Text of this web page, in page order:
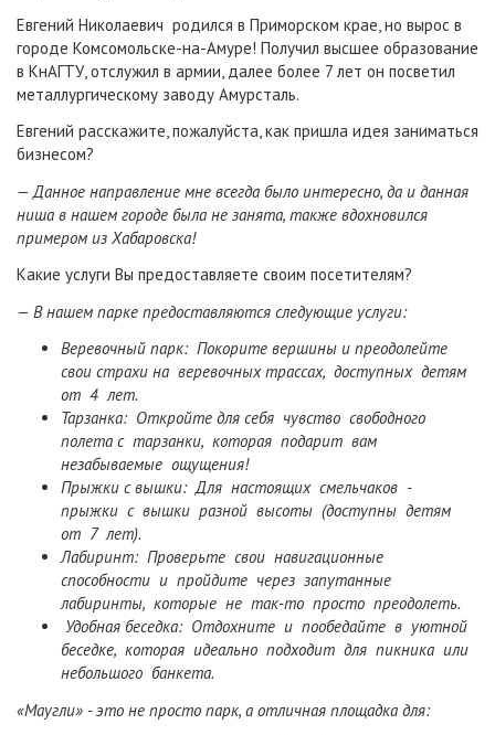
Евгений Николаевич родился в Приморском крае, но вырос в
городе Комсомольске-на-Амуре! Получил высшее образование
в КнАГТУ, отслужил в армии, далее более 7 лет он посветил
металлургическому заводу Амурсталь.
Евгений расскажите, пожалуйста, как пришла идея заниматься
бизнесом?
— Данное направление мне всегда было интересно, да и данная
ниша в нашем городе была не занята, также вдохновился
примером из Хабаровска!
Какие услуги Вы предоставляете своим посетителям?
— В нашем парке предоставляются следующие услуги:
Веревочный парк: Покорите вершины и преодолейте
свои страхи на веревочных трассах, доступных детям
от 4 лет.
Тарзанка: Откройте для себя чувство свободного
полета с тарзанки, которая подарит вам
незабываемые ощущения!
Прыжки с вышки: Для настоящих смельчаков -
прыжки с вышки разной высоты (доступны детям
от 7 лет).
Лабиринт: Проверьте свои навигационные
способности и пройдите через запутанные
лабиринты, которые не так-то просто преодолеть.
Удобная беседка: Отдохните и пообедайте в уютной
беседке, которая идеально подходит для пикника или
небольшого банкета.
«Маугли» - это не просто парк, а отличная площадка для: